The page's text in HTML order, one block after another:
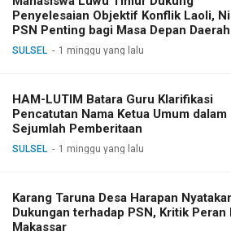
Penyelesaian Objektif Konflik Laoli,
PSN Penting bagi Masa Depan Daerah
SULSEL 1 minggu yang lalu
HAM-LUTIM Batara Guru Klarifikasi
Pencatutan Nama Ketua Umum dalam
Sejumlah Pemberitaan
SULSEL 1 minggu yang lalu
Karang Taruna Desa Harapan
Dukungan terhadap PSN, Kritik Peran
Makassar